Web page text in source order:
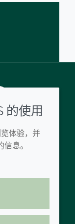
和条件
问性声明
政策
的使用
体验，并
息。